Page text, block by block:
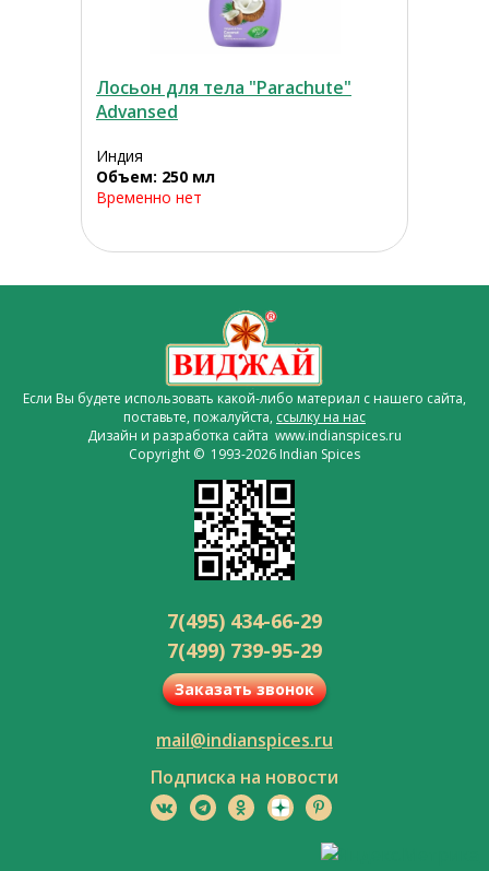
Лосьон для тела "Parachute"
Advansed
Индия
Объем: 250 мл
Временно нет
Если Вы будете использовать какой-либо материал с нашего сайта,
поставьте, пожалуйста, ссылку на нас
Дизайн и разработка сайта www.indianspices.ru
Copyright © 1993-2026 Indian Spices
7(495) 434-66-29
7(499) 739-95-29
Заказать звонок
mail@indianspices.ru
Подписка на новости